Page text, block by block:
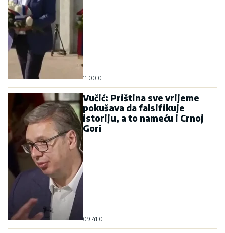
11:00 0
Vučić: Priština sve vrijeme
pokušava da falsifikuje
istoriju, a to nameću i Crnoj
Gori
09:41 0